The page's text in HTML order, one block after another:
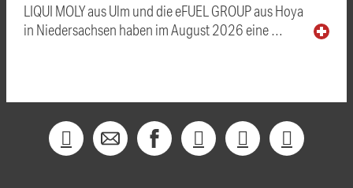
LIQUI MOLY aus Ulm und die eFUEL GROUP aus Hoya
in Niedersachsen haben im August 2026 eine …